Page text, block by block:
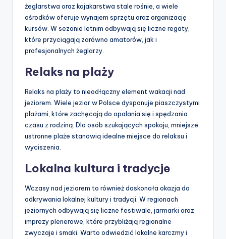
żeglarstwa oraz kajakarstwa stale rośnie, a wiele
ośrodków oferuje wynajem sprzętu oraz organizację
kursów. W sezonie letnim odbywają się liczne regaty,
które przyciągają zarówno amatorów, jak i
profesjonalnych żeglarzy.
Relaks na plaży
Relaks na plaży to nieodłączny element wakacji nad
jeziorem. Wiele jezior w Polsce dysponuje piaszczystymi
plażami, które zachęcają do opalania się i spędzania
czasu z rodziną. Dla osób szukających spokoju, mniejsze,
ustronne plaże stanowią idealne miejsce do relaksu i
wyciszenia.
Lokalna kultura i tradycje
Wczasy nad jeziorem to również doskonała okazja do
odkrywania lokalnej kultury i tradycji. W regionach
jeziornych odbywają się liczne festiwale, jarmarki oraz
imprezy plenerowe, które przybliżają regionalne
zwyczaje i smaki. Warto odwiedzić lokalne karczmy i